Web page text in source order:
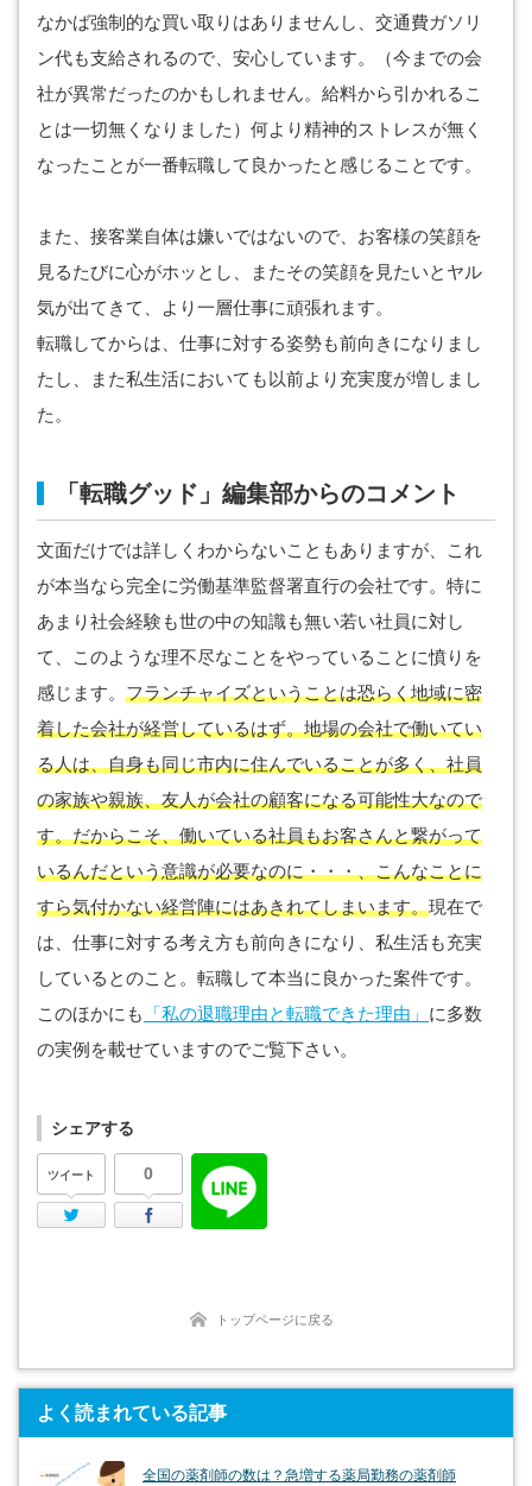
なかば強制的な買い取りはありませんし、交通費ガソリ
ン代も支給されるので、安心しています。（今までの会
社が異常だったのかもしれません。給料から引かれるこ
とは一切無くなりました）何より精神的ストレスが無く
なったことが一番転職して良かったと感じることです。
また、接客業自体は嫌いではないので、お客様の笑顔を
見るたびに心がホッとし、またその笑顔を見たいとヤル
気が出てきて、より一層仕事に頑張れます。
転職してからは、仕事に対する姿勢も前向きになりまし
たし、また私生活においても以前より充実度が増しまし
た。
「転職グッド」編集部からのコメント
文面だけでは詳しくわからないこともありますが、これ
が本当なら完全に労働基準監督署直行の会社です。特に
あまり社会経験も世の中の知識も無い若い社員に対し
て、このような理不尽なことをやっていることに憤りを
感じます。 フランチャイズということは恐らく地域に密
着した会社が経営しているはず。地場の会社で働いてい
る人は、自身も同じ市内に住んでいることが多く、社員
の家族や親族、友人が会社の顧客になる可能性大なので
す。だからこそ、働いている社員もお客さんと繋がって
いるんだという意識が必要なのに・・・、こんなことに
すら気付かない経営陣にはあきれてしまいます。現在で
は、仕事に対する考え方も前向きになり、私生活も充実
しているとのこと。転職して本当に良かった案件です。
このほかにも
「私の退職理由と転職できた理由」 に多数
の実例を載せていますのでご覧下さい。
シェアする
ツイート
Twitter
0
Facebook
トップページに戻る
よく読まれている記事
全国の薬剤師の数は？急増する薬局勤務の薬剤師